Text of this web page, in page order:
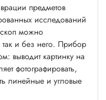
предметов
исследований
можно
так и без него. Прибор
выводит картинку на
фотографировать,
линейные и угловые